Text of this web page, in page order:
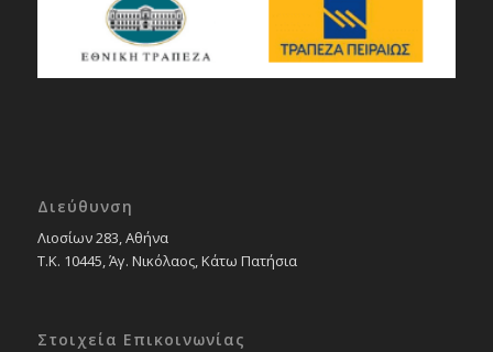
Διεύθυνση
Λιοσίων 283, Αθήνα
Τ.Κ. 10445, Άγ. Νικόλαος, Κάτω Πατήσια
Στοιχεία Επικοινωνίας